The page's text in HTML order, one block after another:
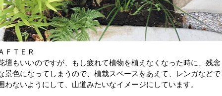
ＦＴＥＲ
壇もいいのですが、もし疲れて植物を植えなくなった時に、残念
景色になってしまうので、植栽スペースをあえて、レンガなどで
わないようにして、山道みたいなイメージにしています。